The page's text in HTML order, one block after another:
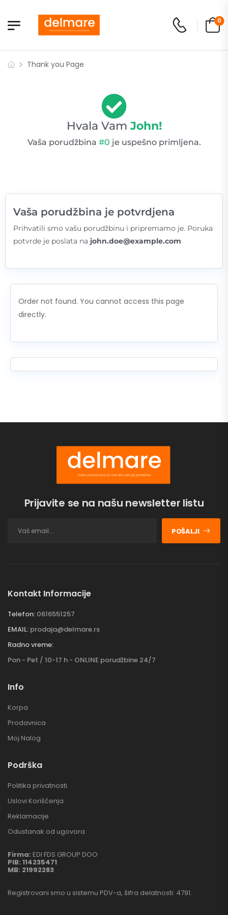
0
Thank you Page
Hvala Vam John!
Vaša porudžbina #0 je uspešno primljena.
Vaša porudžbina je potvrdjena
Prihvatili smo vašu porudžbinu i pripremamo je. Poruka
potvrde je poslata na john.doe@example.com
Order not found. You cannot access this page
directly.
Prijavite se na našu newsletter listu
POŠALJI
Kontakt Informacije
Telefon: 0616551257
EMAIL: prodaja@delmare.rs
Radno vreme:
Pon - Pet / 10-17 h - ONLINE porudžbine 24/7
Info
Korpa
Prodavnica
Moj Nalog
Podrška
Politika privatnosti
Uslovi Korišćenja
Reklamacije
Odustanak od ugovora
Firma: EDI FDS GROUP DOO
PIB: 114235471
MB: 21992283
Registrovani smo u sistemu PDV-a, šifra delatnosti: 4791.